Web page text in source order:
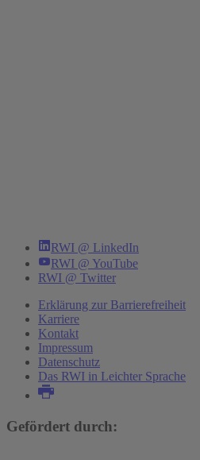
RWI @ LinkedIn
RWI @ YouTube
RWI @ Twitter
Erklärung zur Barrierefreiheit
Karriere
Kontakt
Impressum
Datenschutz
Das RWI in Leichter Sprache
Gefördert durch: